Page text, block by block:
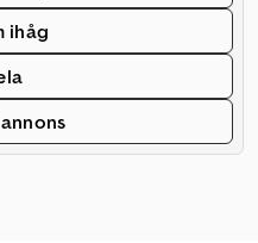
ihåg